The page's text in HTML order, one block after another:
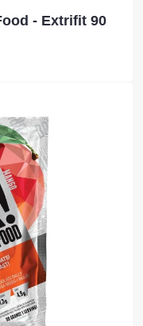
- Extrifit 90